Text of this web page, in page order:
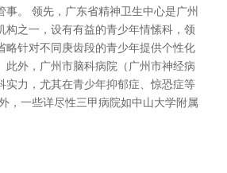
事。 领先，广东省精神卫生中心是广州
构之一，设有有益的青少年情愫科，领
略针对不同庚齿段的青少年提供个性化
此外，广州市脑科病院（广州市神经病
实力，尤其在青少年抑郁症、惊恐症等
，一些详尽性三甲病院如中山大学附属